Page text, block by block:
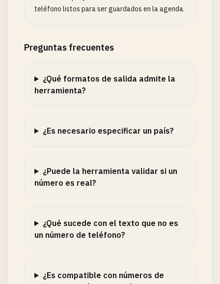
teléfono listos para ser guardados en la agenda.
Preguntas frecuentes
¿Qué formatos de salida admite la
herramienta?
¿Es necesario especificar un país?
¿Puede la herramienta validar si un
número es real?
¿Qué sucede con el texto que no es
un número de teléfono?
¿Es compatible con números de